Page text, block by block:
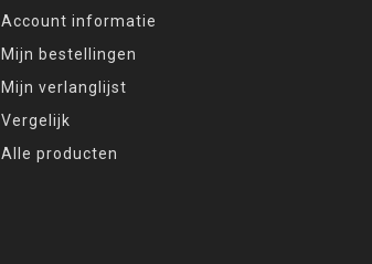
Account informatie
Mijn bestellingen
Mijn verlanglijst
Vergelijk
Alle producten